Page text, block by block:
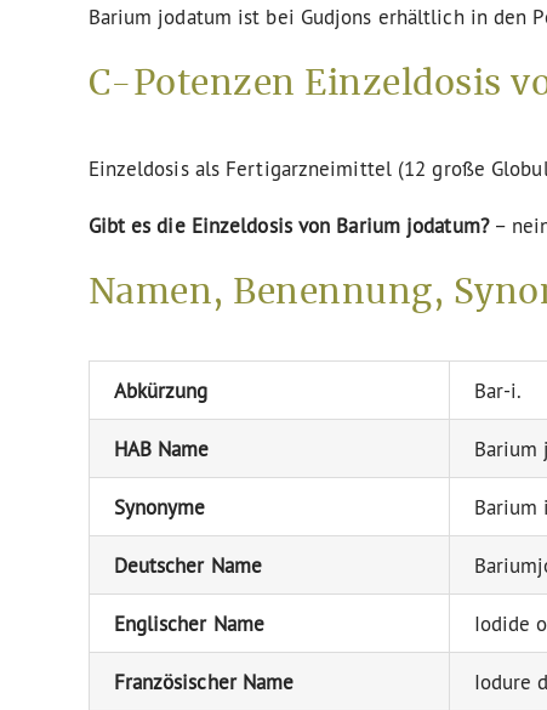
Barium jodatum ist bei Gudjons erhältlich in den
C-Potenzen Einzeldosis
Einzeldosis als Fertigarzneimittel (12 große
Gibt es die Einzeldosis von Barium jodatum?–
Namen, Benennung,
Abkürzung Bar-i.
HAB Name Barium
Synonyme Barium
Deutscher Name
Englischer Name Iodide
Französischer Name Iodure